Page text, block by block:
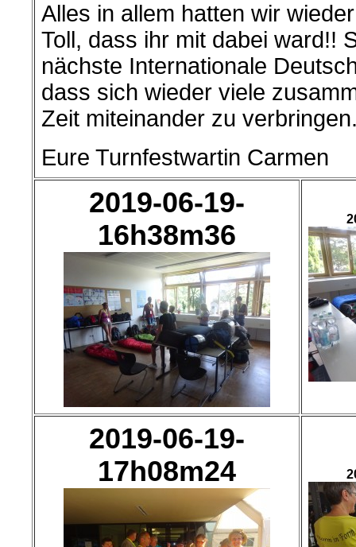
Alles in allem hatten wir
Toll, dass ihr mit dabei ward!!
nächste Internationale
dass sich wieder viele
Zeit miteinander zu
Eure Turnfestwartin Carmen
2019-06-19-
16h38m36
2019-06-19-
17h08m24